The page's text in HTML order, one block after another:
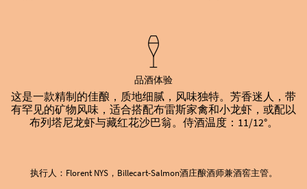
品酒体验
这是一款精制的佳酿，质地细腻，风味独特。芳香迷人，带
有罕见的矿物风味，适合搭配布雷斯家禽和小龙虾，或配以
布列塔尼龙虾与藏红花沙巴翁。侍酒温度：11/12°。
执行人：Florent NYS，Billecart-Salmon酒庄酿酒师兼酒窖主管。